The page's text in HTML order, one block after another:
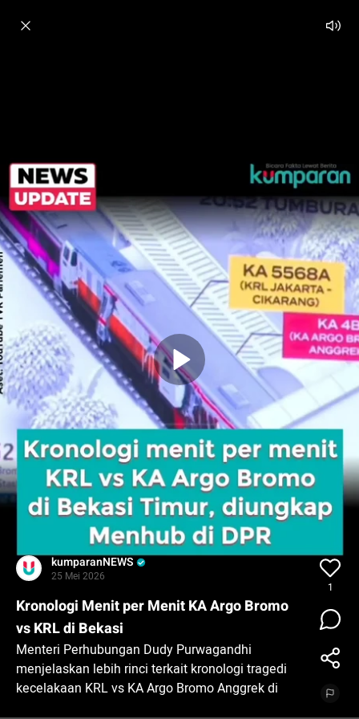
kumparanNEWS
25 Mei 2026
Kronologi Menit per Menit KA Argo Bromo
vs KRL di Bekasi
Menteri Perhubungan Dudy Purwagandhi
menjelaskan lebih rinci terkait kronologi tragedi
kecelakaan KRL vs KA Argo Bromo Anggrek di
1